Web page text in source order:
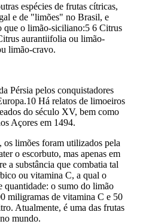
espécies de frutas cítricas,
e de "limões" no Brasil, e
que o limão-siciliano:5 6 Citrus
aurantiifolia ou limão-
limão-cravo.
Pérsia pelos conquistadores
Há relatos de limoeiros
do século XV, bem como
Açores em 1494.
os limões foram utilizados pela
o escorbuto, mas apenas em
a substância que combatia tal
ou vitamina C, a qual o
quantidade: o sumo do limão
miligramas de vitamina C e 50
Atualmente, é uma das frutas
mundo.